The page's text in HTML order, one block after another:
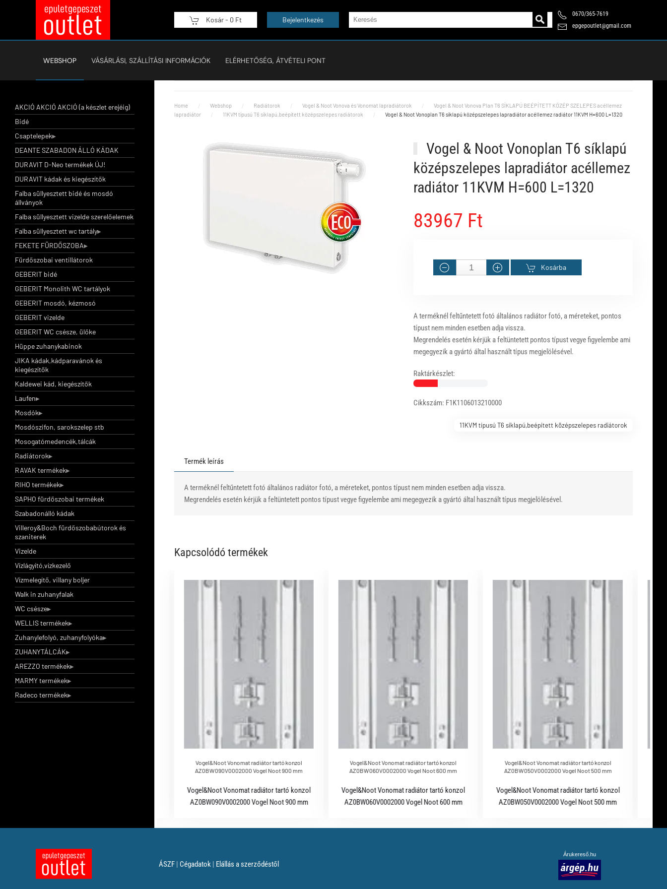
Fő tartalom átugrása Kosár - 0 Ft Bejelentkezés
0670/365-7619
epgepoutlet@gmail.com
WEBSHOP VÁSÁRLÁSI, SZÁLLÍTÁSI INFORMÁCIÓK ELÉRHETŐSÉG, ÁTVÉTELI PONT
Home Webshop Radiátorok Vogel & Noot Vonova és Vonomat lapradiátorok
Vogel & Noot Vonova Plan T6 SÍKLAPÚ BEÉPÍTETT KÖZÉP SZELEPES acéllemez
lapradiátor
11KVM típusú T6 síklapú,beépített középszelepes radiátorok Vogel & Noot Vonoplan T6 síklapú középszelepes lapradiátor acéllemez radiátor 11KVM H=600 L=1320
Vogel & Noot Vonoplan T6 síklapú
középszelepes lapradiátor acéllemez
radiátor 11KVM H=600 L=1320
83967 Ft
Kosárba
A terméknél feltűntetett fotó általános radiátor fotó, a méreteket, pontos
típust nem minden esetben adja vissza.
Megrendelés esetén kérjük a feltüntetett pontos típust vegye figyelembe ami
megegyezik a gyártó által használt típus megjelölésével.
Raktárkészlet:
Cikkszám: F1K1106013210000
11KVM típusú T6 síklapú,beépített középszelepes radiátorok
Termék leírás
A terméknél feltűntetett fotó általános radiátor fotó, a méreteket, pontos típust nem minden esetben adja vissza.
Megrendelés esetén kérjük a feltüntetett pontos típust vegye figyelembe ami megegyezik a gyártó által használt típus megjelölésével.
Kapcsolódó termékek
Vogel&Noot radiátor dugószett, kézi légtelenítővel
Vogel&Noot radiátor dugószett, kézi
légtelenítővel 1/2
Vogel&Noot Vonomat radiátor tartó konzol
AZ0BW090V0002000 Vogel Noot 900 mm
Vogel&Noot Vonomat radiátor tartó konzol
AZ0BW090V0002000 Vogel Noot 900 mm
Vogel&Noot Vonomat radiátor tartó konzol
AZ0BW060V0002000 Vogel Noot 600 mm
Vogel&Noot Vonomat radiátor tartó konzol
AZ0BW060V0002000 Vogel Noot 600 mm
Vogel&Noot Vonomat radiátor tartó konzol
AZ0BW050V0002000 Vogel Noot 500 mm
Vogel&Noot Vonomat radiátor tartó konzol
AZ0BW050V0002000 Vogel Noot 500 mm
AKCIÓ AKCIÓ AKCIÓ (a készlet erejéig)
Bidé
Csaptelepek
DEANTE SZABADON ÁLLÓ KÁDAK
DURAVIT D-Neo termékek ÚJ!
DURAVIT kádak és kiegészítők
Falba süllyesztett bidé és mosdó
állványok
Falba süllyesztett vizelde szerelőelemek
Falba süllyesztett wc tartály
FEKETE FÜRDŐSZOBA
Fürdőszobai ventillátorok
GEBERIT bidé
GEBERIT Monolith WC tartályok
GEBERIT mosdó, kézmosó
GEBERIT vizelde
GEBERIT WC csésze, ülőke
Hüppe zuhanykabinok
JIKA kádak,kádparavánok és
kiegészítők
Kaldewei kád, kiegészítők
Laufen
Mosdók
Mosdószifon, sarokszelep stb
Mosogatómedencék,tálcák
Radiátorok
RAVAK termékek
RIHO termékek
SAPHO fürdőszobai termékek
Szabadonálló kádak
Villeroy&Boch fürdőszobabútorok és
szaniterek
Vizelde
Vízlágyító,vízkezelő
Vízmelegítő, villany boljer
Walk in zuhanyfalak
WC csésze
WELLIS termékek
Zuhanylefolyó, zuhanyfolyóka
ZUHANYTÁLCÁK
AREZZO termékek
MARMY termékek
Radeco termékek
ÁSZF | Cégadatok | Elállás a szerződéstől
Árukereső.hu